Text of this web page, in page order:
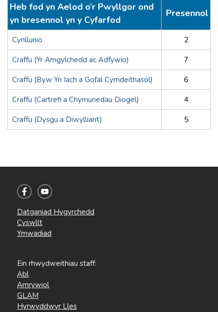
Heb fod yn Aelod o’r Pwyllgor ond
yn bresennol yn y Cyfarfod
Presennol
Cynllunio 2
Craffu (Yr Amgylchedd ac Adfywio) 7
Craffu (Byw Yn Iach a Gofal Cymdeithasol) 6
Craffu (Cartrefi a Chymunedau Diogel) 4
Craffu (Dysgu a Diwylliant) 5
Datganiad Hygyrchedd
Cyswllt
Ymwadiad
Ein rhwydweithiau staff:
Abl
Amrywiol
GLAM
Hyrwyddwyr Lles